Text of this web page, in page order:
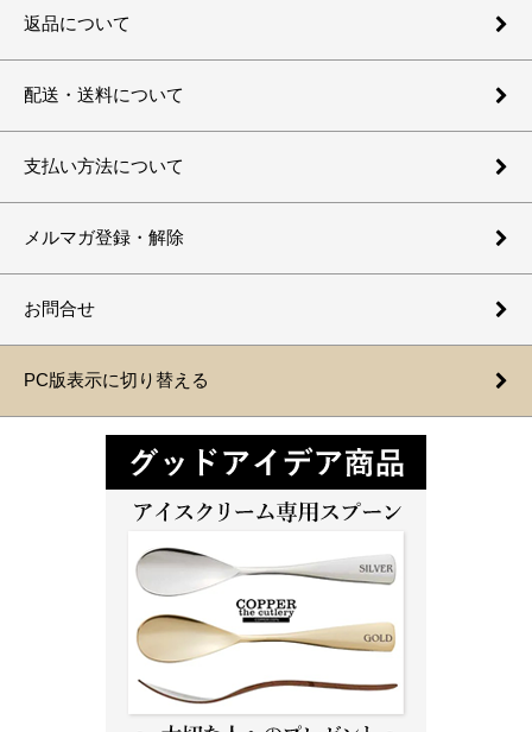
返品について
配送・送料について
支払い方法について
メルマガ登録・解除
お問合せ
PC版表示に切り替える